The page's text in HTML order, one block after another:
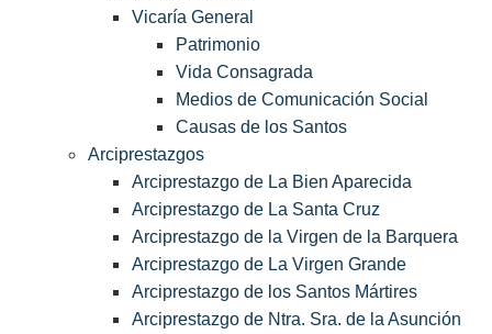
Vicaría General
Patrimonio
Vida Consagrada
Medios de Comunicación Social
Causas de los Santos
Arciprestazgos
Arciprestazgo de La Bien Aparecida
Arciprestazgo de La Santa Cruz
Arciprestazgo de la Virgen de la Barquera
Arciprestazgo de La Virgen Grande
Arciprestazgo de los Santos Mártires
Arciprestazgo de Ntra. Sra. de la Asunción